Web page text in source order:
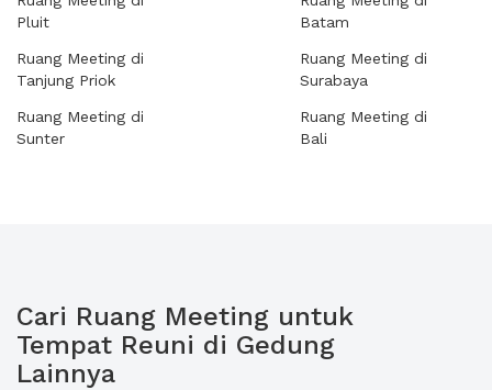
Pluit
Ruang Meeting di
Tanjung Priok
Ruang Meeting di
Sunter
Batam
Ruang Meeting di
Surabaya
Ruang Meeting di
Bali
Cari Ruang Meeting untuk
Tempat Reuni di Gedung
Lainnya